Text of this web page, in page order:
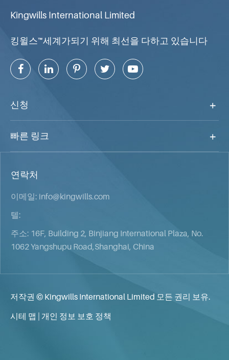
Kingwills International Limited
킹윌스™세계가되기 위해 최선을 다하고 있습니다
신청
빠른 링크
연락처
이메일: info@kingwills.com
텔:
주소: 16F, Building 2, Binjiang International Plaza, No.
1062 Yangshupu Road,Shanghai, China
저작권 © Kingwills International Limited 모든 권리 보유.
시테 맵 | 개인 정보 보호 정책